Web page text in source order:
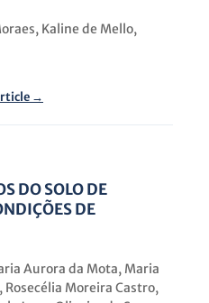
Kaline de Mello,
→
DO SOLO DE
DE
Aurora da Mota, Maria
Moreira Castro,